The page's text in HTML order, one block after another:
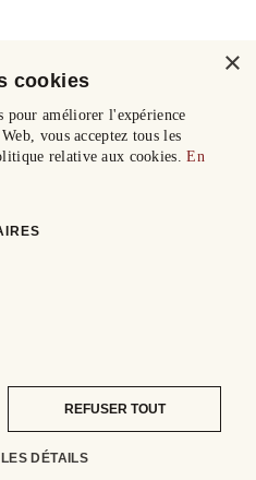
×
cookies
pour améliorer l'expérience
vous acceptez tous les
relative aux cookies.En
REFUSER TOUT
DÉTAILS